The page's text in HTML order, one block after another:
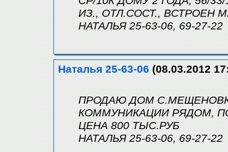
ИЗ., ОТЛ.СОСТ., ВСТРОЕН
НАТАЛЬЯ 25-63-06, 69-27-22
Наталья 25-63-06 (08.03.2012
ПРОДАЮ ДОМ
КОММУНИКАЦИИ РЯДОМ,
ЦЕНА 800 ТЫС.РУБ
НАТАЛЬЯ 25-63-06, 69-27-22